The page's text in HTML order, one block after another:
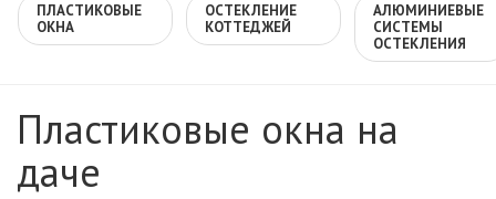
ПЛАСТИКОВЫЕ
ОКНА
ОСТЕКЛЕНИЕ
КОТТЕДЖЕЙ
АЛЮМИНИЕВЫЕ
СИСТЕМЫ
ОСТЕКЛЕНИЯ
Пластиковые окна на
даче